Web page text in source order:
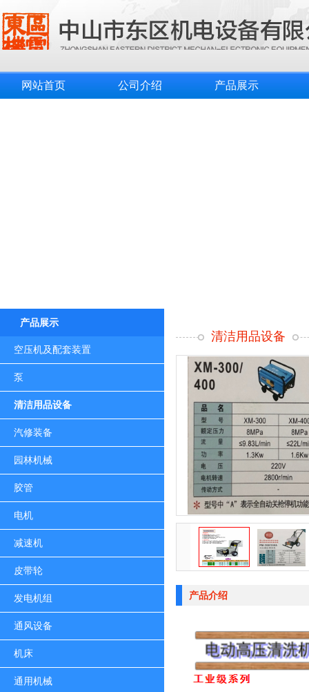
网站首页 公司介绍 产品展示
产品展示
空压机及配套装置
泵
清洁用品设备
汽修装备
园林机械
胶管
电机
减速机
皮带轮
发电机组
通风设备
机床
通用机械
清洁用品设备
产品介绍